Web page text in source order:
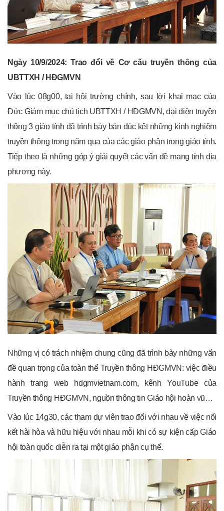
Ngày 10/9/2024: Trao đổi về Cơ cấu truyền thông của
UBTTXH / HĐGMVN
Vào lúc 08g00, tại hội trường chính, sau lời khai mạc của
Đức Giám mục chủ tịch UBTTXH / HĐGMVN, đại diện truyền
thông 3 giáo tỉnh đã trình bày bản đúc kết những kinh nghiệm
truyền thông trong năm qua của các giáo phận trong giáo tỉnh.
Tiếp theo là những góp ý giải quyết các vấn đề mang tính địa
phương này.
Những vị có trách nhiệm chung cũng đã trình bày những vấn
đề quan trọng của toàn thể Truyền thông HĐGMVN: việc điều
hành trang web hdgmvietnam.com, kênh YouTube của
Truyền thông HĐGMVN, nguồn thông tin Giáo hội hoàn vũ…
Vào lúc 14g30, các tham dự viên trao đổi với nhau về việc nối
kết hài hòa và hữu hiệu với nhau mỗi khi có sự kiện cấp Giáo
hội toàn quốc diễn ra tại một giáo phận cụ thể.